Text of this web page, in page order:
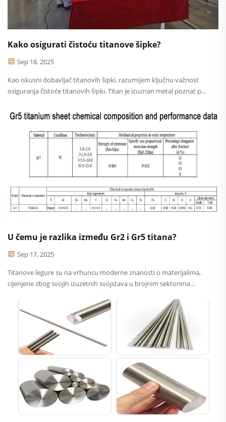
Kako osigurati čistoću titanove šipke?
Sep 18, 2025
Kao iskusni dobavljač titanovih šipki, razumijem ključnu važnost
osiguranja čistoće titanovih šipki. Titan je izuznan metal poznat po
koroziju, zbog čega je tražen u brojnim naprednim primjenama...
U čemu je razlika između Gr2 i Gr5 titana?
Sep 17, 2025
Titanove legure su na vrhuncu moderne znanosti o materijalima,
cijenjene zbog svojih izuzetnih svojstava u brojnim sektorima
titanovim klasama, Gr2 i Gr5 su dvije najčešće korištene vrste...